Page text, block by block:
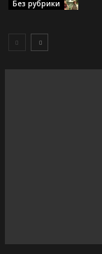
Без рубрики